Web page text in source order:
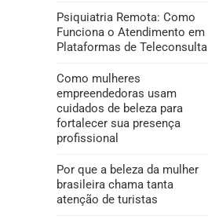
Psiquiatria Remota: Como
Funciona o Atendimento em
Plataformas de Teleconsulta
Como mulheres
empreendedoras usam
cuidados de beleza para
fortalecer sua presença
profissional
Por que a beleza da mulher
brasileira chama tanta
atenção de turistas